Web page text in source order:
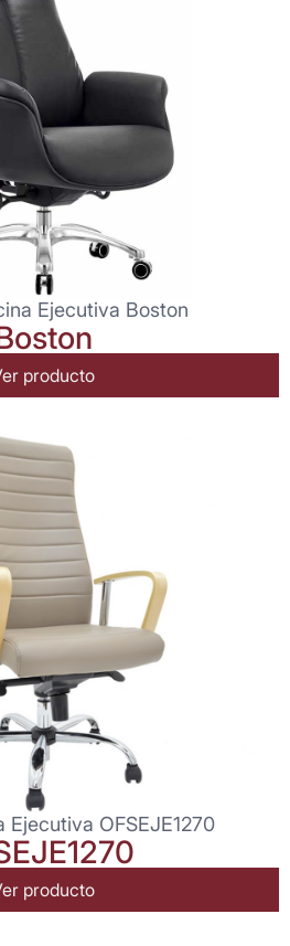
Ejecutiva Boston
producto
Ejecutiva OFSEJE1270
producto